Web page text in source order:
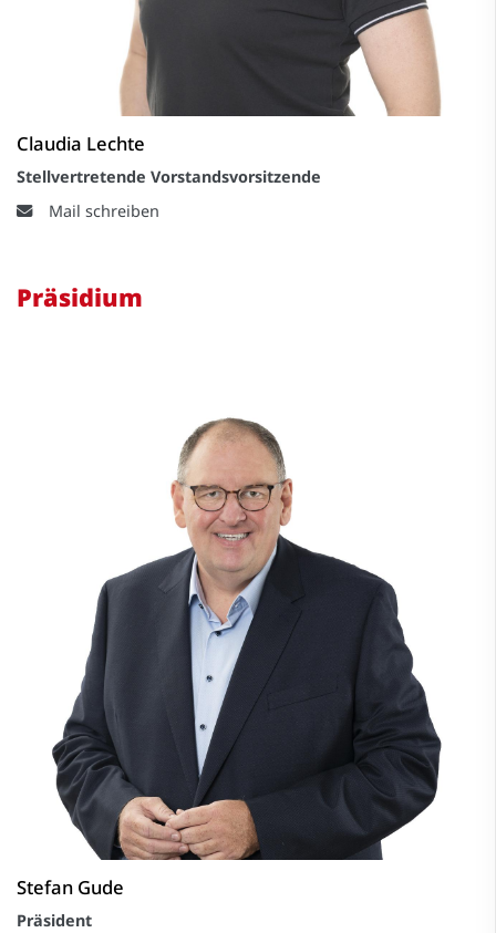
Claudia Lechte
Stellvertretende Vorstandsvorsitzende
Mail schreiben
Präsidium
Stefan Gude
Präsident